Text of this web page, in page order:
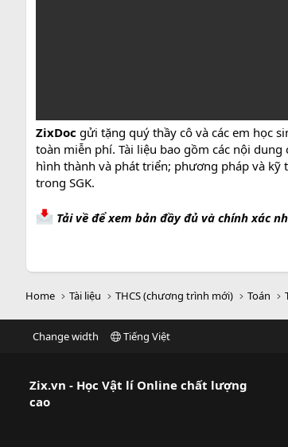
ZixDoc gửi tặng quý thầy cô và các em học
toàn miễn phí. Tài liệu bao gồm các nội
hình thành và phát triển; phương pháp và kỹ
trong SGK.
Tải về để xem bản đầy đủ và chính xác
Home Tài liệu THCS (chương trình mới) Toán
Change width Tiếng Việt
Zix.vn - Học Vật lí Online chất lượng
cao